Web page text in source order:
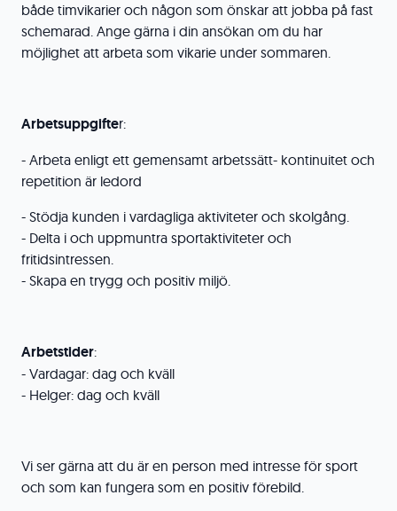
både timvikarier och någon som önskar att jobba på fast
schemarad. Ange gärna i din ansökan om du har
möjlighet att arbeta som vikarie under sommaren.
Arbetsuppgifter:
- Arbeta enligt ett gemensamt arbetssätt- kontinuitet och
repetition är ledord
- Stödja kunden i vardagliga aktiviteter och skolgång.
- Delta i och uppmuntra sportaktiviteter och
fritidsintressen.
- Skapa en trygg och positiv miljö.
Arbetstider:
- Vardagar: dag och kväll
- Helger: dag och kväll
Vi ser gärna att du är en person med intresse för sport
och som kan fungera som en positiv förebild.